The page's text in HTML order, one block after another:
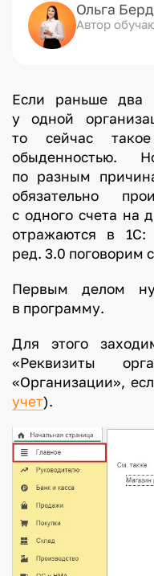
Ольга
Автор
Если раньше два
у одной
то сейчас
обыденностью.
по разным
обязательно
с одного счета на
отражаются в 1С:
ред. 3.0 поговорим
Первым делом
в программу.
Для этого
«Реквизиты
«Организации»,
учет).